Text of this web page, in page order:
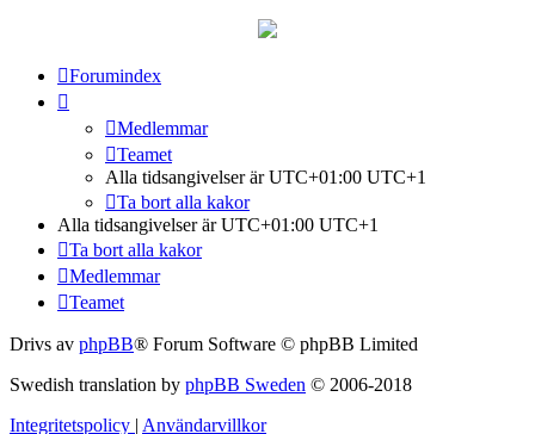
Forumindex
Medlemmar
Teamet
Alla tidsangivelser är UTC+01:00 UTC+1
Ta bort alla kakor
Alla tidsangivelser är UTC+01:00 UTC+1
Ta bort alla kakor
Medlemmar
Teamet
Drivs av phpBB® Forum Software © phpBB Limited
Swedish translation by phpBB Sweden © 2006-2018
Integritetspolicy | Användarvillkor